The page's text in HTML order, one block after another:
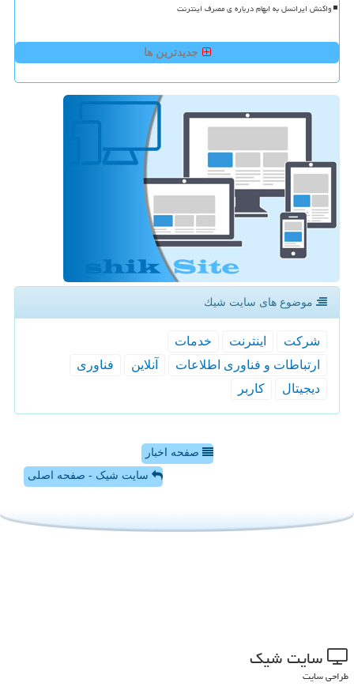
واکنش ایرانسل به ابهام درباره ی مصرف اینترنت
جدیدترین ها
موضوع های سایت شیك
شركت اینترنت
خدمات
ارتباطات و فناوری اطلاعات
آنلاین
فناوری
دیجیتال
كاربر
صفحه اخبار
سایت شیک - صفحه اصلی
سایت شیك
طراحی سایت